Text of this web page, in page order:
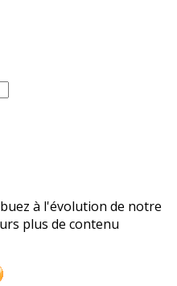
à l'évolution de notre
plus de contenu